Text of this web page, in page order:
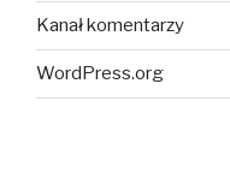
Kanał komentarzy
WordPress.org